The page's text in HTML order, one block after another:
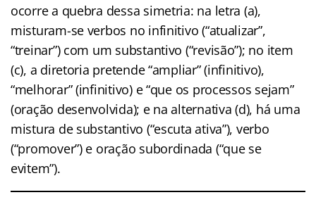
ocorre a quebra dessa simetria: na letra (a),
misturam-se verbos no infinitivo (“atualizar”,
“treinar”) com um substantivo (“revisão”); no item
(c), a diretoria pretende “ampliar” (infinitivo),
“melhorar” (infinitivo) e “que os processos sejam”
(oração desenvolvida); e na alternativa (d), há uma
mistura de substantivo (“escuta ativa”), verbo
(“promover”) e oração subordinada (“que se
evitem”).